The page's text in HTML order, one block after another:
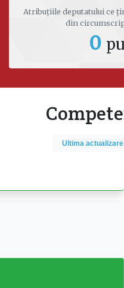
Atribuțiile deputatului ce
din
0
Ultima actualizare